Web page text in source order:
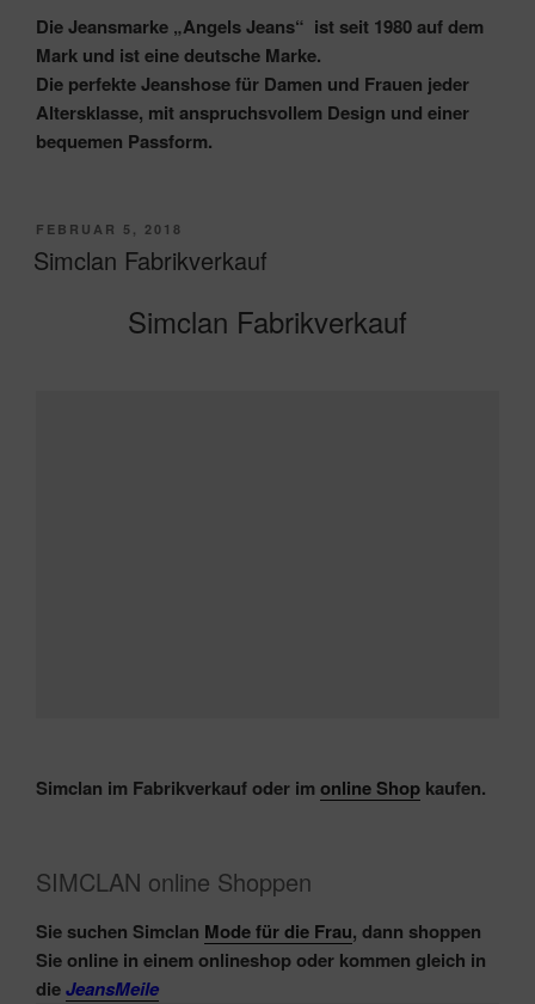
Die Jeansmarke „Angels Jeans“ ist seit 1980 auf dem
Mark und ist eine deutsche Marke.
Die perfekte Jeanshose für Damen und Frauen jeder
Altersklasse, mit anspruchsvollem Design und einer
bequemen Passform.
VERÖFFENTLICHT
AM
FEBRUAR 5, 2018
Simclan Fabrikverkauf
Simclan Fabrikverkauf
Simclan im Fabrikverkauf oder im online Shop kaufen.
SIMCLAN online Shoppen
Sie suchen Simclan Mode für die Frau, dann shoppen
Sie online in einem onlineshop oder kommen gleich in
dieJeansMeile